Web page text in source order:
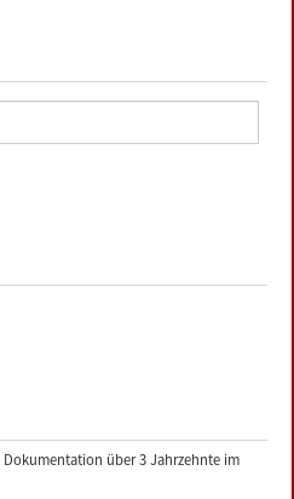
über 3 Jahrzehnte im